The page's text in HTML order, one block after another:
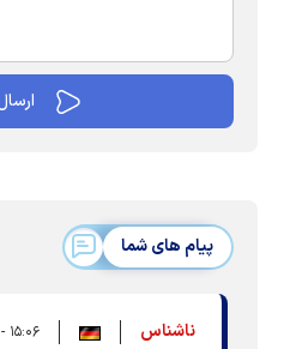
پیام های شما
ناشناس ۱۵:۰۶ - ۱۴۰۲/۰۹/۲۳